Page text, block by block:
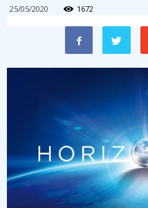
25/05/2020 1672